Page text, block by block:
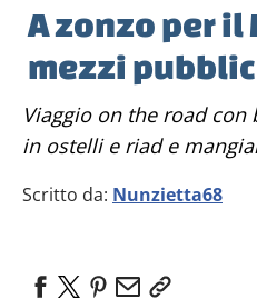
A zonzo per il
mezzi
Viaggio on the road con bus e treni, dormendo
in ostelli e riad e
Scritto da: Nunzietta68